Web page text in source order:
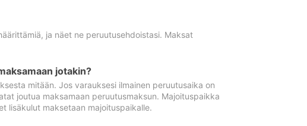
ja näet ne peruutusehdoistasi. Maksat
jotakin?
mitään. Jos varauksesi ilmainen peruutusaika on
joutua maksamaan peruutusmaksun. Majoituspaikka
lisäkulut maksetaan majoituspaikalle.